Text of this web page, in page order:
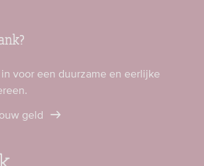
voor een duurzame en eerlijke
geld